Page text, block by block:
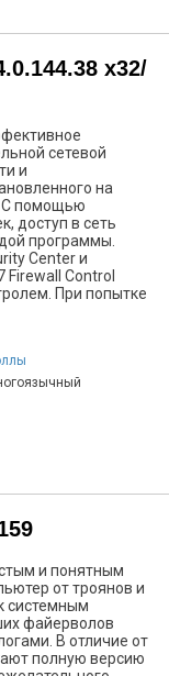
х32/
сетевой
и
на
С помощью
доступ в сеть
программы.
Center и
Firewall Control
При попытке
и понятным
от троянов и
системным
файерволов
В отличие от
полную версию